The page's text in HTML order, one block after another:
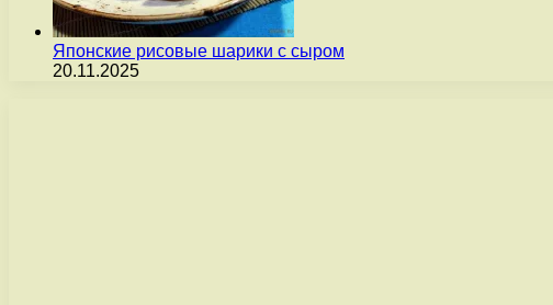
Японские рисовые шарики с сыром
20.11.2025